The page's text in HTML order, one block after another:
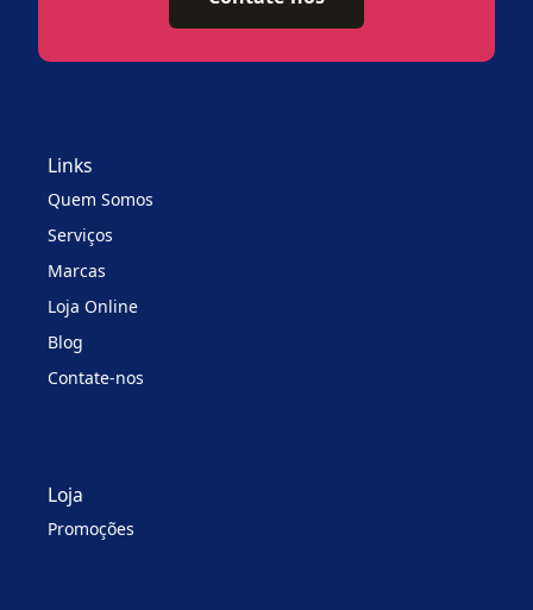
Links
Quem Somos
Serviços
Marcas
Loja Online
Blog
Contate-nos
Loja
Promoções